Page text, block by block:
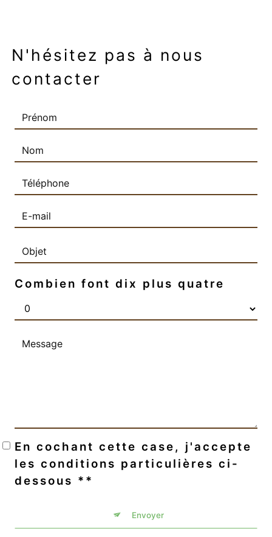
N'hésitez pas à nous
contacter
Combien font dix plus quatre
En cochant cette case, j'accepte
les conditions particulières ci-
dessous **
Envoyer